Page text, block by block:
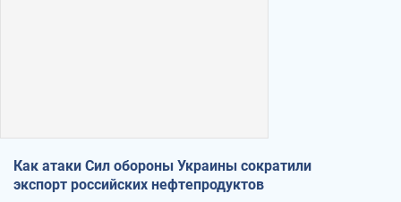
Как атаки Сил обороны Украины сократили
экспорт российских нефтепродуктов